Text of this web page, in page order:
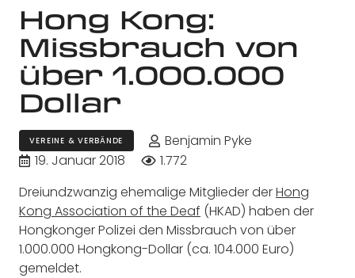
Hong Kong:
Missbrauch von
über 1.000.000
Dollar
VEREINE & VERBÄNDE
Benjamin Pyke
19. Januar 2018
1.772
Dreiundzwanzig ehemalige Mitglieder derHong
Kong Association of the Deaf (HKAD) haben der
Hongkonger Polizei den Missbrauch von über
1.000.000 Hongkong-Dollar (ca. 104.000 Euro)
gemeldet.